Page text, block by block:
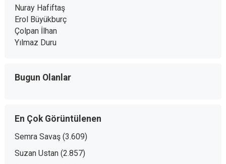
Nuray Hafiftaş
Erol Büyükburç
Çolpan İlhan
Yılmaz Duru
Bugun Olanlar
En Çok Görüntülenen
Semra Savaş (3.609)
Suzan Ustan (2.857)